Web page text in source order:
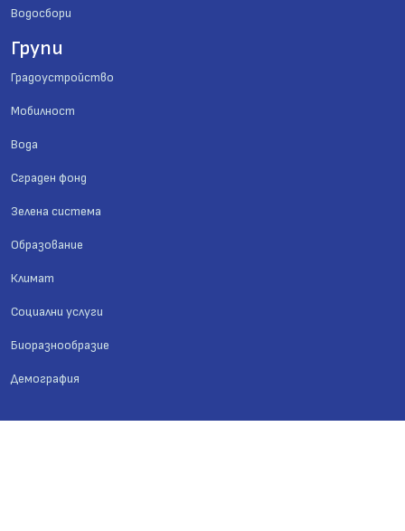
Водосбори
Групи
Градоустройство
Мобилност
Вода
Сграден фонд
Зелена система
Образование
Климат
Социални услуги
Биоразнообразие
Демография